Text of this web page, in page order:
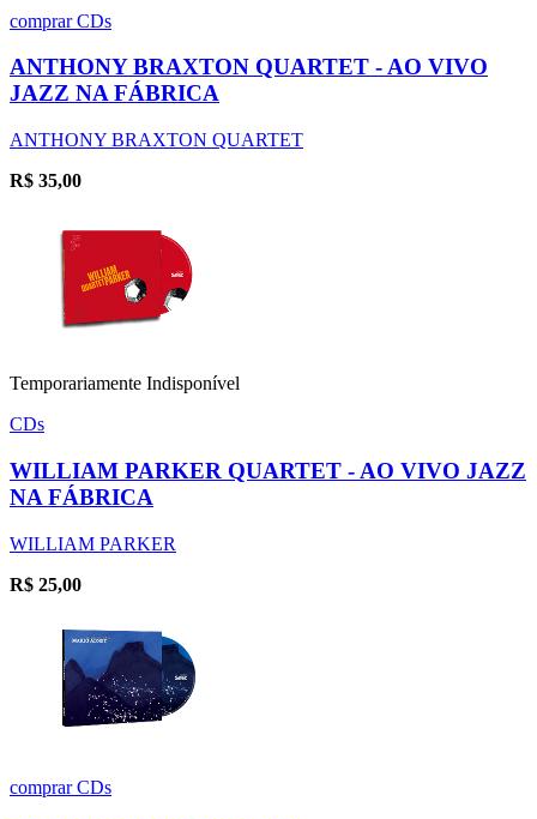
comprarCDs
ANTHONY BRAXTON QUARTET - AO VIVO
JAZZ NA FÁBRICA
ANTHONY BRAXTON QUARTET
R$ 35,00
Temporariamente Indisponível
CDs
WILLIAM PARKER QUARTET - AO VIVO JAZZ
NA FÁBRICA
WILLIAM PARKER
R$ 25,00
comprarCDs